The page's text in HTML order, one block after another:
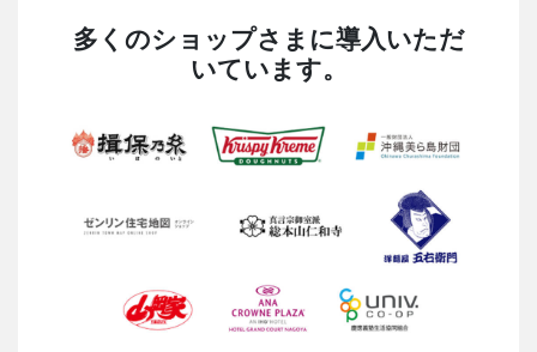
多くのショップさまに導入いただ
いています。